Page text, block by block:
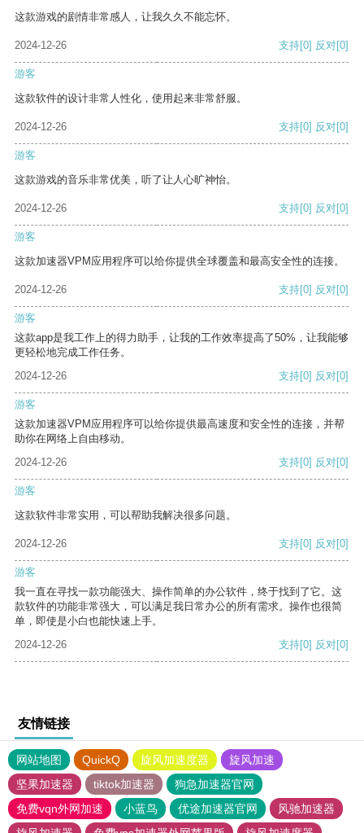
这款游戏的剧情非常感人，让我久久不能忘怀。
2024-12-26 支持[0] 反对[0]
游客
这款软件的设计非常人性化，使用起来非常舒服。
2024-12-26 支持[0] 反对[0]
游客
这款游戏的音乐非常优美，听了让人心旷神怡。
2024-12-26 支持[0] 反对[0]
游客
这款加速器VPM应用程序可以给你提供全球覆盖和最高安全性的连接。
2024-12-26 支持[0] 反对[0]
游客
这款app是我工作上的得力助手，让我的工作效率提高了50%，让我能够
更轻松地完成工作任务。
2024-12-26
支持[0] 反对[0]
游客
这款加速器VPM应用程序可以给你提供最高速度和安全性的连接，并帮
助你在网络上自由移动。
2024-12-26
支持[0] 反对[0]
游客
这款软件非常实用，可以帮助我解决很多问题。
2024-12-26 支持[0] 反对[0]
游客
我一直在寻找一款功能强大、操作简单的办公软件，终于找到了它。这
款软件的功能非常强大，可以满足我日常办公的所有需求。操作也很简
单，即使是小白也能快速上手。
2024-12-26
支持[0] 反对[0]
友情链接
网站地图 QuickQ 旋风加速度器
旋风加速
坚果加速器
tiktok加速器
狗急加速器官网
免费vqn外网加速
小蓝鸟 优途加速器官网
风驰加速器